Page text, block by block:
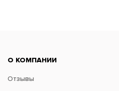
О КОМПАНИИ
Отзывы